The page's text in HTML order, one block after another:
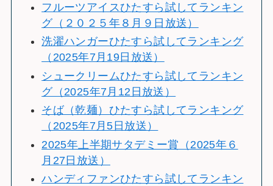
フルーツアイスひたすら試してランキン
グ（２０２５年８月９日放送）
洗濯ハンガーひたすら試してランキング
（2025年7月19日放送）
シュークリームひたすら試してランキン
グ（2025年7月12日放送）
そば（乾麺）ひたすら試してランキング
（2025年7月5日放送）
2025年上半期サタデミー賞（2025年６
月27日放送）
ハンディファンひたすら試してランキン